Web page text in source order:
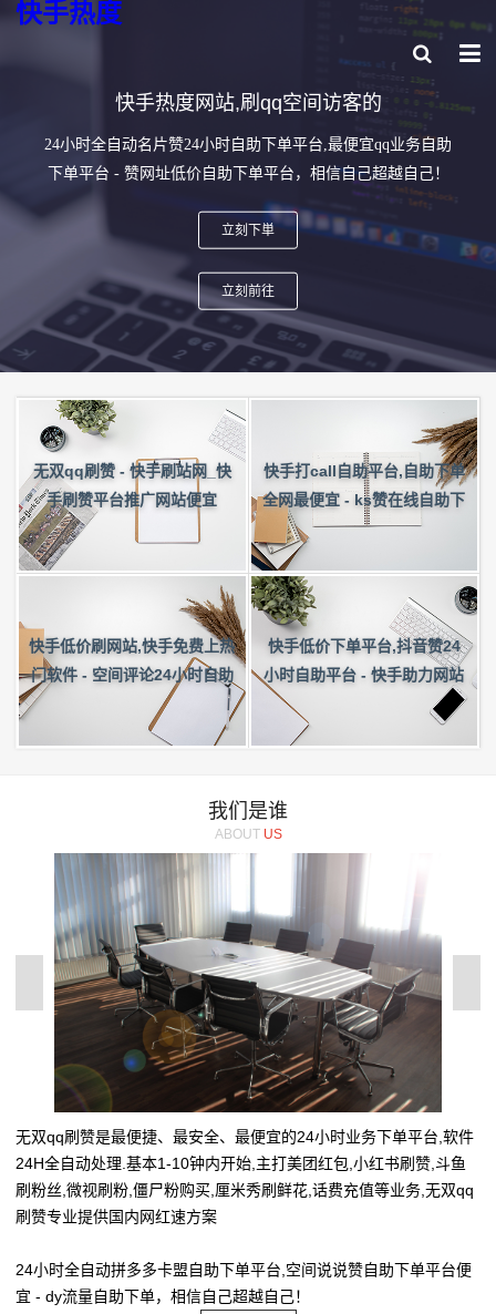
快手热度
快手热度网站,刷qq空间访客的
24小时全自动名片赞24小时自助下单平台,最便宜qq业务自助
下单平台 - 赞网址低价自助下单平台，相信自己超越自己！
立刻下単
立刻前往
无双qq刷赞 - 快手刷站网_快
手刷赞平台推广网站便宜
快手打call自助平台,自助下单
全网最便宜 - ks赞在线自助下
单便宜0.1
快手低价刷网站,快手免费上热
门软件 - 空间评论24小时自助
下单平台
快手低价下单平台,抖音赞24
小时自助平台 - 快手助力网站
我们是谁
ABOUT US
无双qq刷赞是最便捷、最安全、最便宜的24小时业务下单平台,软件
24H全自动处理.基本1-10钟内开始,主打美团红包,小红书刷赞,斗鱼
刷粉丝,微视刷粉,僵尸粉购买,厘米秀刷鲜花,话费充值等业务,无双qq
刷赞专业提供国内网红速方案
24小时全自动拼多多卡盟自助下单平台,空间说说赞自助下单平台便
宜 - dy流量自助下单，相信自己超越自己！